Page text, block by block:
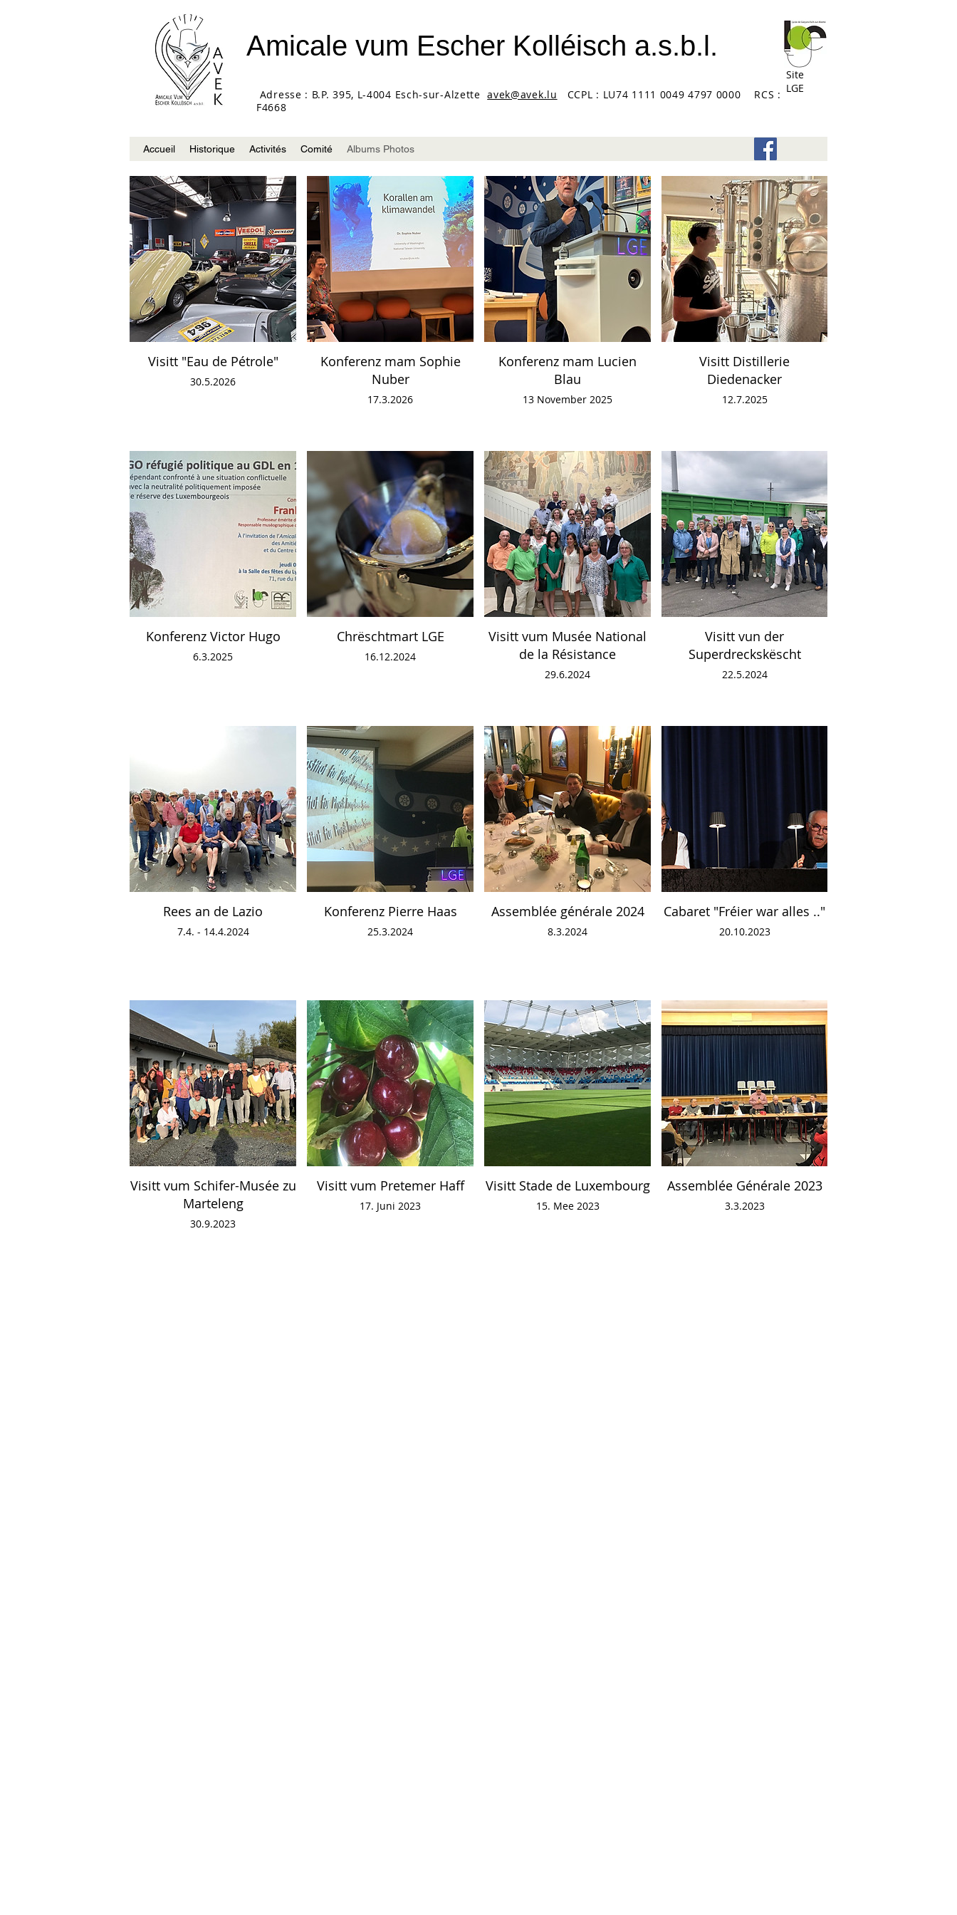
Amicale vum Escher Kolléisch a.s.b.l.
Adresse : B.P. 395, L-4004 Esch-sur-Alzetteavek@avek.lu CCPL : LU74 1111 0049 4797 0000 RCS :
F4668
Site
LGE
Accueil Historique Activités Comité Albums Photos
Visitt "Eau de Pétrole"
30.5.2026
Konferenz mam Sophie
Nuber
17.3.2026
Konferenz mam Lucien
Blau
13 November 2025
Visitt Distillerie
Diedenacker
12.7.2025
Konferenz Victor Hugo
6.3.2025
Chrëschtmart LGE
16.12.2024
Visitt vum Musée National
de la Résistance
29.6.2024
Visitt vun der
Superdreckskëscht
22.5.2024
Rees an de Lazio
7.4. - 14.4.2024
Konferenz Pierre Haas
25.3.2024
Assemblée générale 2024
8.3.2024
Cabaret "Fréier war alles .."
20.10.2023
Visitt vum Schifer-Musée zu
Marteleng
30.9.2023
Visitt vum Pretemer Haff
17. Juni 2023
Visitt Stade de Luxembourg
15. Mee 2023
Assemblée Générale 2023
3.3.2023